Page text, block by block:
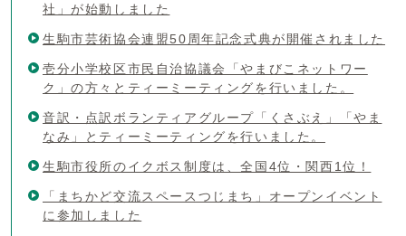
社」が始動しました
生駒市芸術協会連盟50周年記念式典が開催されました
壱分小学校区市民自治協議会「やまびこネットワー
ク」の方々とティーミーティングを行いました。
音訳・点訳ボランティアグループ「くさぶえ」「やま
なみ」とティーミーティングを行いました。
生駒市役所のイクボス制度は、全国4位・関西1位！
「まちかど交流スペースつじまち」オープンイベント
に参加しました